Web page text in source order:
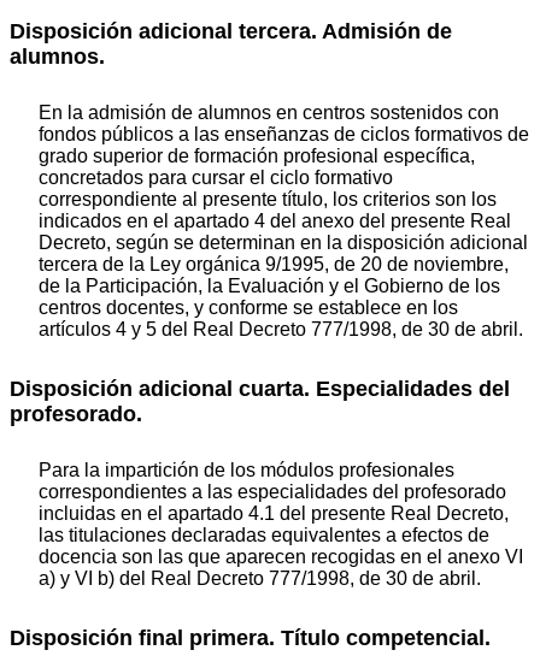
Disposición adicional tercera. Admisión de
alumnos.
En la admisión de alumnos en centros sostenidos con
fondos públicos a las enseñanzas de ciclos formativos de
grado superior de formación profesional específica,
concretados para cursar el ciclo formativo
correspondiente al presente título, los criterios son los
indicados en el apartado 4 del anexo del presente Real
Decreto, según se determinan en la disposición adicional
tercera de la Ley orgánica 9/1995, de 20 de noviembre,
de la Participación, la Evaluación y el Gobierno de los
centros docentes, y conforme se establece en los
artículos 4 y 5 del Real Decreto 777/1998, de 30 de abril.
Disposición adicional cuarta. Especialidades del
profesorado.
Para la impartición de los módulos profesionales
correspondientes a las especialidades del profesorado
incluidas en el apartado 4.1 del presente Real Decreto,
las titulaciones declaradas equivalentes a efectos de
docencia son las que aparecen recogidas en el anexo VI
a) y VI b) del Real Decreto 777/1998, de 30 de abril.
Disposición final primera. Título competencial.